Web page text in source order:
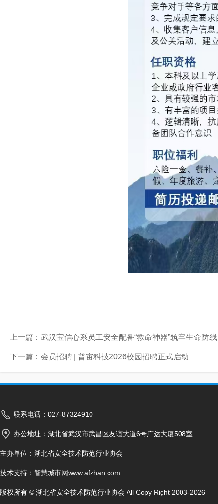
上一篇： 武汉宝信心系员工安全配备“救命神器”筑牢生命防线
下一篇： 会员招聘 | 普宙科技2026校园招聘正式启动
联系电话：027-87324910
办公地址：湖北省武汉市武昌区友谊大道6号广达大厦508室
主办单位：湖北省安全技术防范行业协会
技术支持： 智慧城市网www.afzhan.com
版权所有 © 湖北省安全技术防范行业协会 All Copy Right 2003-2026